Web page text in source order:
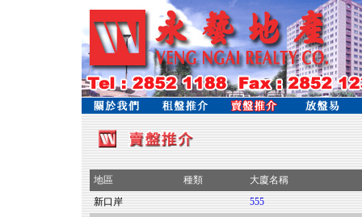
地區 種類
大廈名稱
新口岸
555